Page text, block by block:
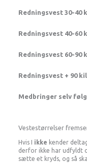
Redningsvest 30-40
Redningsvest 40-60
Redningsvest 60-90
Redningsvest + 90
Medbringer selv
Vestestørrelser
Hvis I ikke kender
derfor ikke har udfyldt
sætte et kryds, og så